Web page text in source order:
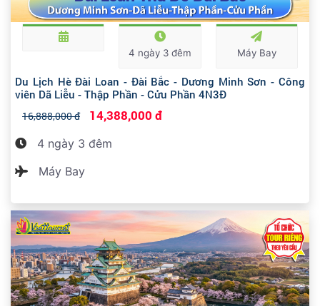
4 ngày 3 đêm Máy Bay
Du Lịch Hè Đài Loan - Đài Bắc - Dương Minh Sơn - Công
viên Dã Liễu - Thập Phần - Cửu Phần 4N3Đ
16,888,000 đ 14,388,000 đ
4 ngày 3 đêm
Máy Bay